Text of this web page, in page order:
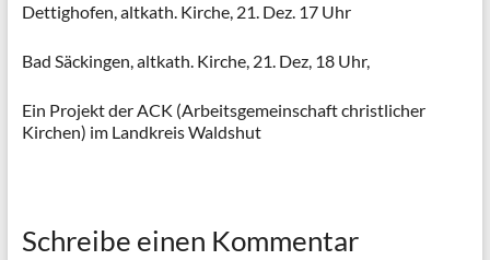
Dettighofen, altkath. Kirche, 21. Dez. 17 Uhr
Bad Säckingen, altkath. Kirche, 21. Dez, 18 Uhr,
Ein Projekt der ACK (Arbeitsgemeinschaft christlicher
Kirchen) im Landkreis Waldshut
Schreibe einen Kommentar